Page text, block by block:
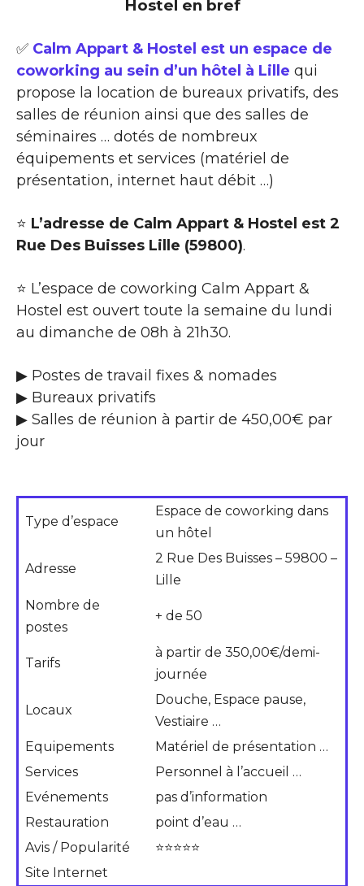
Hostel en bref
✅ Calm Appart & Hostel est un espace de
coworking au sein d’un hôtel à Lille qui
propose la location de bureaux privatifs, des
salles de réunion ainsi que des salles de
séminaires … dotés de nombreux
équipements et services (matériel de
présentation, internet haut débit …)
⭐ L’adresse de Calm Appart & Hostel est 2
Rue Des Buisses Lille (59800).
⭐ L’espace de coworking Calm Appart &
Hostel est ouvert toute la semaine du lundi
au dimanche de 08h à 21h30.
▶ Postes de travail fixes & nomades
▶ Bureaux privatifs
▶ Salles de réunion à partir de 450,00€ par
jour
Type d’espace
Espace de coworking dans
un hôtel
Adresse
2 Rue Des Buisses – 59800 –
Lille
Nombre de
postes
+ de 50
Tarifs
à partir de 350,00€/demi-
journée
Locaux
Douche, Espace pause,
Vestiaire …
Equipements
Matériel de présentation …
Services
Personnel à l’accueil …
Evénements
pas d’information
Restauration
point d’eau …
Avis / Popularité
⭐⭐⭐⭐⭐
Site Internet